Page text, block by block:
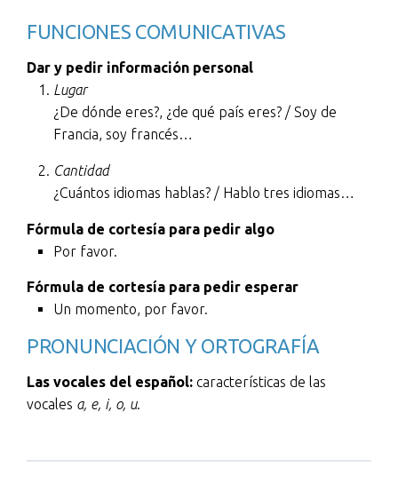
FUNCIONES COMUNICATIVAS
Dar y pedir información personal
Lugar
¿De dónde eres?, ¿de qué país eres? / Soy de
Francia, soy francés…
Cantidad
¿Cuántos idiomas hablas? / Hablo tres idiomas…
Fórmula de cortesía para pedir algo
Por favor.
Fórmula de cortesía para pedir esperar
Un momento, por favor.
PRONUNCIACIÓN Y ORTOGRAFÍA
Las vocales del español: características de las
vocales a, e, i, o, u.